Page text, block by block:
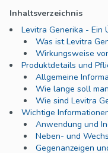
Inhaltsverzeichnis
Levitra Generika - Ein
Was ist Levitra
Wirkungsweise
Produktdetails und
Allgemeine
Wie lange soll
Wie sind Levitra
Wichtige
Anwendung und
Neben- und
Gegenanzeigen